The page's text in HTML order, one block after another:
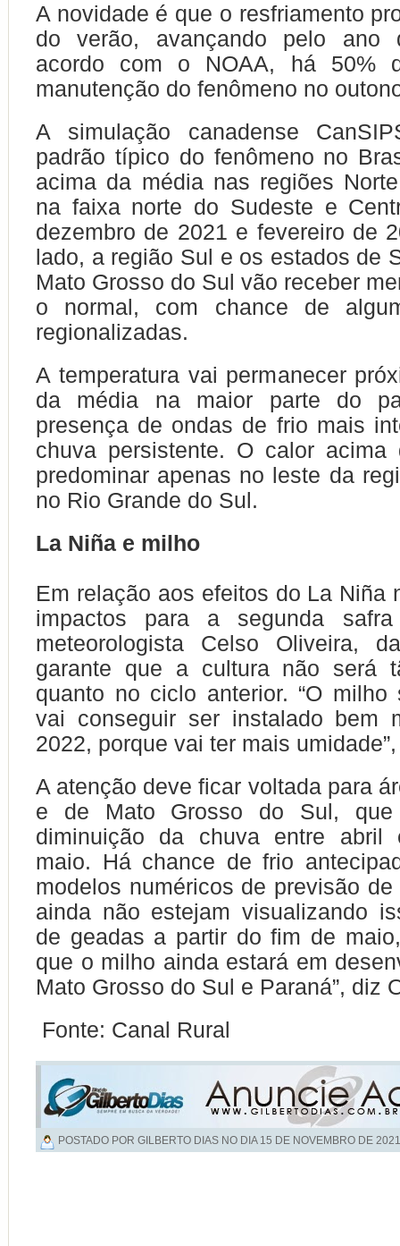
A novidade é que o resfriamento
do verão, avançando pelo ano
acordo com o NOAA, há 50%
manutenção do fenômeno no
A simulação canadense
padrão típico do fenômeno no
acima da média nas regiões
na faixa norte do Sudeste e
dezembro de 2021 e fevereiro de
lado, a região Sul e os estados de
Mato Grosso do Sul vão receber
o normal, com chance de
regionalizadas.
A temperatura vai permanecer
da média na maior parte do
presença de ondas de frio mais
chuva persistente. O calor acima
predominar apenas no leste da
no Rio Grande do Sul.
La Niña e milho
Em relação aos efeitos do La Niña
impactos para a segunda
meteorologista Celso Oliveira,
garante que a cultura não será
quanto no ciclo anterior. “O milho
vai conseguir ser instalado bem
2022, porque vai ter mais
A atenção deve ficar voltada para
e de Mato Grosso do Sul,
diminuição da chuva entre abril
maio. Há chance de frio
modelos numéricos de previsão
ainda não estejam visualizando
de geadas a partir do fim de
que o milho ainda estará em
Mato Grosso do Sul e Paraná”, diz
Fonte: Canal Rural
POSTADO POR GILBERTO DIAS NO DIA 15 DE NOVEMBRO DE 2021